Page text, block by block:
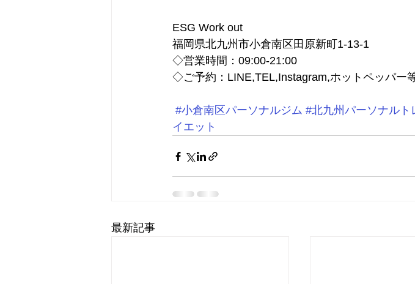
ESG Work out
福岡県北九州市小倉南区田原新町1-13-1
◇営業時間：09:00-21:00
◇ご予約：LINE,TEL,Instagram,ホットペッパー
#小倉南区パーソナルジム #北九州パーソナルト
イエット
最新記事